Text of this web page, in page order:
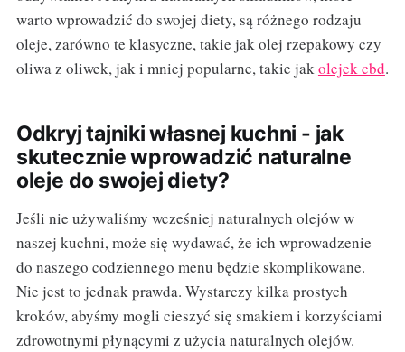
warto wprowadzić do swojej diety, są różnego rodzaju
oleje, zarówno te klasyczne, takie jak olej rzepakowy czy
oliwa z oliwek, jak i mniej popularne, takie jakolejek cbd.
Odkryj tajniki własnej kuchni - jak
skutecznie wprowadzić naturalne
oleje do swojej diety?
Jeśli nie używaliśmy wcześniej naturalnych olejów w
naszej kuchni, może się wydawać, że ich wprowadzenie
do naszego codziennego menu będzie skomplikowane.
Nie jest to jednak prawda. Wystarczy kilka prostych
kroków, abyśmy mogli cieszyć się smakiem i korzyściami
zdrowotnymi płynącymi z użycia naturalnych olejów.